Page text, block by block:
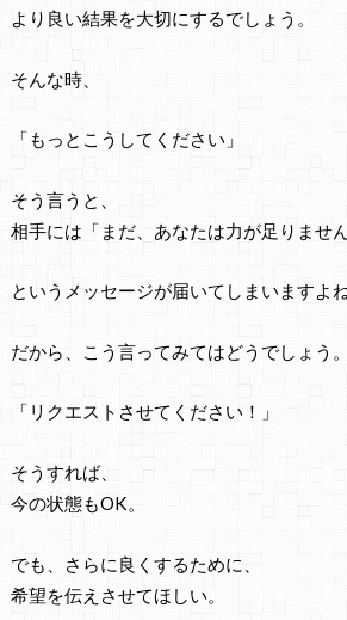
より良い結果を大切にするでしょう。
そんな時、
「もっとこうしてください」
そう言うと、
相手には「まだ、あなたは力が足りません
というメッセージが届いてしまいますよね
だから、こう言ってみてはどうでしょう。
「リクエストさせてください！」
そうすれば、
今の状態もOK。
でも、さらに良くするために、
希望を伝えさせてほしい。